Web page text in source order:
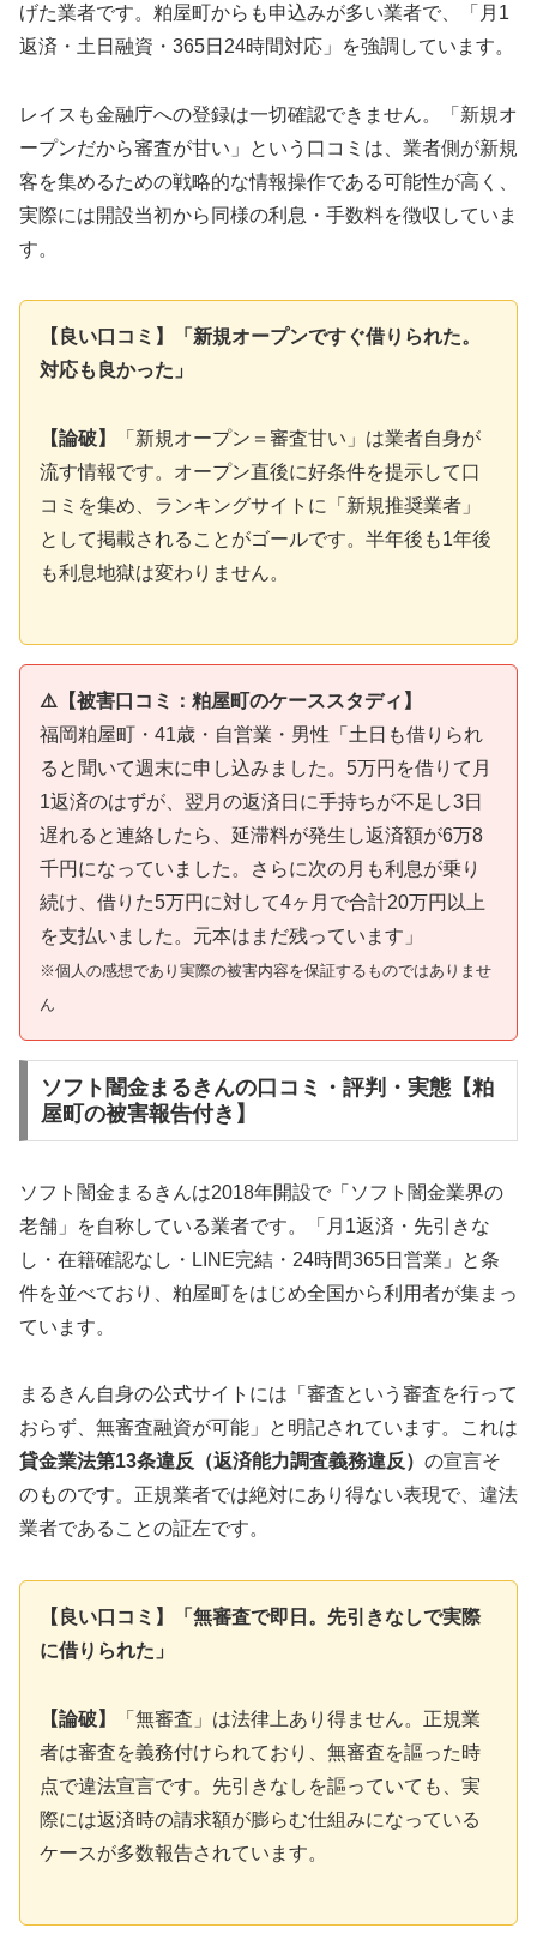
げた業者です。粕屋町からも申込みが多い業者で、「月1
返済・土日融資・365日24時間対応」を強調しています。
レイスも金融庁への登録は一切確認できません。「新規オ
ープンだから審査が甘い」という口コミは、業者側が新規
客を集めるための戦略的な情報操作である可能性が高く、
実際には開設当初から同様の利息・手数料を徴収していま
す。
【良い口コミ】「新規オープンですぐ借りられた。
対応も良かった」
【論破】
「新規オープン＝審査甘い」は業者自身が
流す情報です。オープン直後に好条件を提示して口
コミを集め、ランキングサイトに「新規推奨業者」
として掲載されることがゴールです。半年後も1年後
も利息地獄は変わりません。
⚠️【被害口コミ：粕屋町のケーススタディ】
福岡粕屋町・41歳・自営業・男性「土日も借りられ
ると聞いて週末に申し込みました。5万円を借りて月
1返済のはずが、翌月の返済日に手持ちが不足し3日
遅れると連絡したら、延滞料が発生し返済額が6万8
千円になっていました。さらに次の月も利息が乗り
続け、借りた5万円に対して4ヶ月で合計20万円以上
を支払いました。元本はまだ残っています」
※個人の感想であり実際の被害内容を保証するものではありませ
ん
ソフト闇金まるきんの口コミ・評判・実態【粕
屋町の被害報告付き】
ソフト闇金まるきんは2018年開設で「ソフト闇金業界の
老舗」を自称している業者です。「月1返済・先引きな
し・在籍確認なし・LINE完結・24時間365日営業」と条
件を並べており、粕屋町をはじめ全国から利用者が集まっ
ています。
まるきん自身の公式サイトには「審査という審査を行って
おらず、無審査融資が可能」と明記されています。これは
貸金業法第13条違反（返済能力調査義務違反） の宣言そ
のものです。正規業者では絶対にあり得ない表現で、違法
業者であることの証左です。
【良い口コミ】「無審査で即日。先引きなしで実際
に借りられた」
【論破】
「無審査」は法律上あり得ません。正規業
者は審査を義務付けられており、無審査を謳った時
点で違法宣言です。先引きなしを謳っていても、実
際には返済時の請求額が膨らむ仕組みになっている
ケースが多数報告されています。